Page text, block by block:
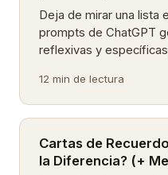
Deja de mirar una lista
prompts de ChatGPT
reflexivas y
familias reales.
12 min de lectura
Cartas de
la Diferencia? (+